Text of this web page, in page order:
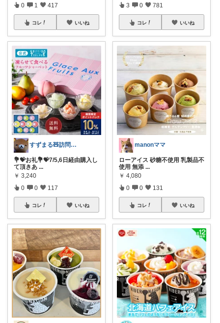
0 1 417
コレ いいね
すずまる🧸訪問感謝です🥹🙏🏻💖
💐💝お礼💐💝7/5,6日経由購入し
て頂きあ ...
￥ 3,240
0 0 117
コレ いいね
3 0 781
コレ いいね
manonママ
ローアイス 砂糖不使用 乳製品不
使用 無添 ...
￥ 4,080
0 0 131
コレ いいね